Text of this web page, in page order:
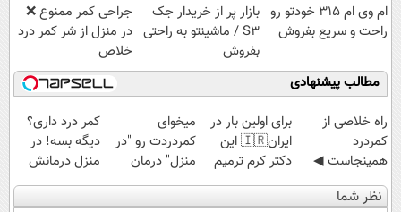
ام وی ام 315 خودتو رو
راحت و سریع بفروش
بازار پر از خریدار جک
S3 / ماشینتو به راحتی
بفروش
جراحی کمر ممنوع ❌
در منزل از شر کمر درد
خلاص
شوید◂پرسش‌نامه
مطالب پیشنهادی
‌راه خلاصی از
کمردرد
همینجاست ◀
فقط کافیه فرم
رو پر کنی!
برای اولین بار در
ایران🇮🇷 این
دکتر کرم ترمیم
کننده 23 روزه
میخوای
کمردردت رو "در
منزل" درمان
کنی؟ (◂فیلم +
کمر درد داری؟
دیگه بسه! در
منزل درمانش
کن
نظر شما